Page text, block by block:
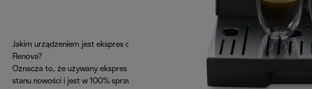
Jakim urządzeniem jest ekspres do kawy De'Longhi
Renova?
Oznacza to, że używany ekspres został przywrócony do
stanu nowości i jest w 100% sprawny. Odnawianie